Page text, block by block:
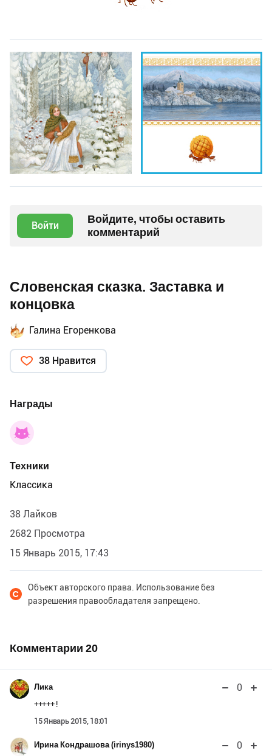
Войти
Войдите, чтобы оставить
комментарий
Словенская сказка. Заставка и
концовка
Галина Егоренкова
38 Нравится
Награды
Техники
Классика
38 Лайков
2682 Просмотра
15 Январь 2015, 17:43
Объект авторского права. Использование без
разрешения правообладателя запрещено.
Комментарии 20
Лика 0
+++++ !
15 Январь 2015, 18:01
Ирина Кондрашова (irinys1980) 0